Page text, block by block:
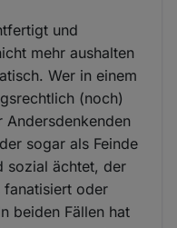
und
mehr aushalten
Wer in einem
(noch)
Andersdenkenden
sogar als Feinde
sozial ächtet, der
fanatisiert oder
beiden Fällen hat